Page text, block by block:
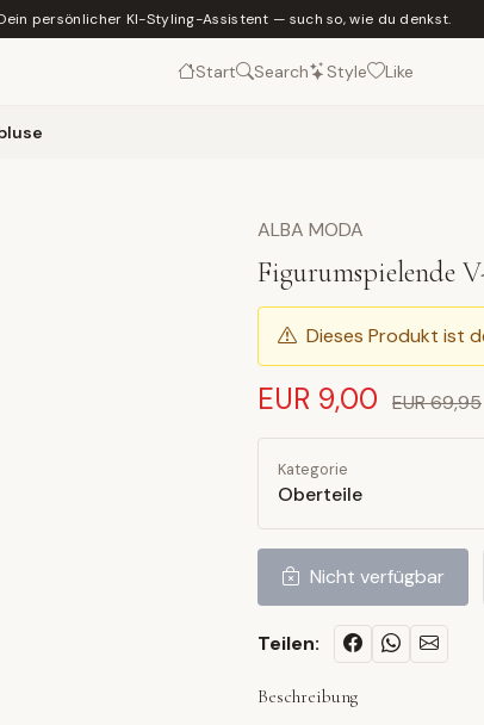
persönlicher KI-Styling-Assistent — such so, wie du denkst.
Start Search Style Like
ALBA MODA
Figurumspielende
Dieses Produkt ist
EUR 9,00 EUR 69,95
Kategorie
Oberteile
Nicht verfügbar
Teilen:
Beschreibung